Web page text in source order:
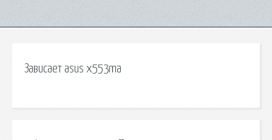
Зависает asus x553ma